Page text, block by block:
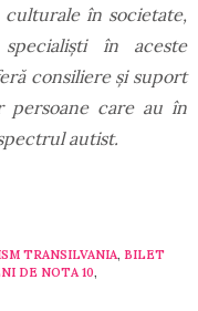
în societate,
în aceste
consiliere și suport
persoane care au în
autist.
TRANSILVANIA, BILET
DE NOTA 10,